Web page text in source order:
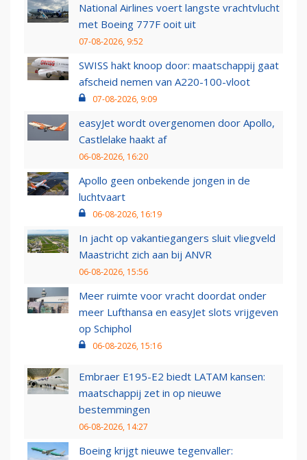
National Airlines voert langste vrachtvlucht
met Boeing 777F ooit uit
07-08-2026, 9:52
SWISS hakt knoop door: maatschappij gaat
afscheid nemen van A220-100-vloot
07-08-2026, 9:09
easyJet wordt overgenomen door Apollo,
Castlelake haakt af
06-08-2026, 16:20
Apollo geen onbekende jongen in de
luchtvaart
06-08-2026, 16:19
In jacht op vakantiegangers sluit vliegveld
Maastricht zich aan bij ANVR
06-08-2026, 15:56
Meer ruimte voor vracht doordat onder
meer Lufthansa en easyJet slots vrijgeven
op Schiphol
06-08-2026, 15:16
Embraer E195-E2 biedt LATAM kansen:
maatschappij zet in op nieuwe
bestemmingen
06-08-2026, 14:27
Boeing krijgt nieuwe tegenvaller: